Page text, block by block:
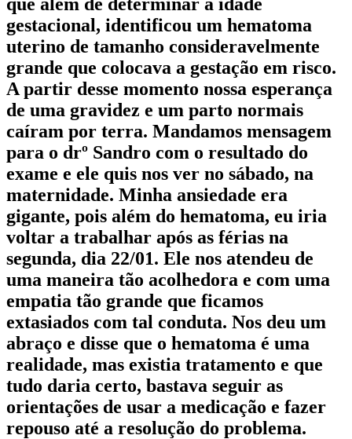
gestacional, identificou um hematoma
uterino de tamanho consideravelmente
grande que colocava a gestação em risco.
A partir desse momento nossa esperança
de uma gravidez e um parto normais
caíram por terra. Mandamos mensagem
para o drº Sandro com o resultado do
exame e ele quis nos ver no sábado, na
maternidade. Minha ansiedade era
gigante, pois além do hematoma, eu iria
voltar a trabalhar após as férias na
segunda, dia 22/01. Ele nos atendeu de
uma maneira tão acolhedora e com uma
empatia tão grande que ficamos
extasiados com tal conduta. Nos deu um
abraço e disse que o hematoma é uma
realidade, mas existia tratamento e que
tudo daria certo, bastava seguir as
orientações de usar a medicação e fazer
repouso até a resolução do problema.